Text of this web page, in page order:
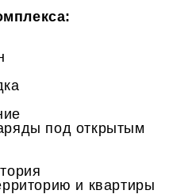
под открытым
и квартиры